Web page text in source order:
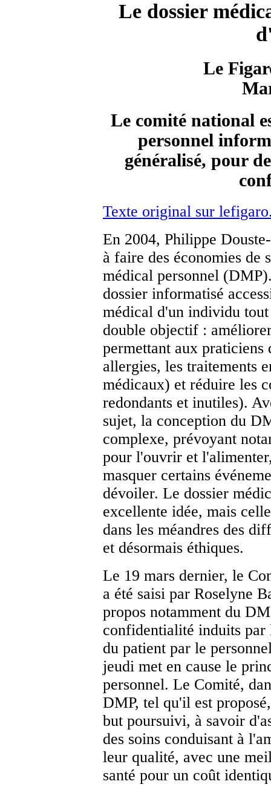
Le dossier
Le
Le comité national
personnel
généralisé, pour
Texte original sur
En 2004, Philippe
à faire des économies de
médical personnel
dossier informatisé
médical d'un individu
double objectif :
permettant aux praticiens
allergies, les traitements
médicaux) et réduire les
redondants et inutiles).
sujet, la conception du
complexe, prévoyant
pour l'ouvrir et
masquer certains
dévoiler. Le dossier
excellente idée, mais
dans les méandres des
et désormais éthiques.
Le 19 mars dernier, le
a été saisi par Roselyne
propos notamment du
confidentialité induits par
du patient par le
jeudi met en cause le
personnel. Le Comité,
DMP, tel qu'il est
but poursuivi, à savoir
des soins conduisant à
leur qualité, avec une
santé pour un coût